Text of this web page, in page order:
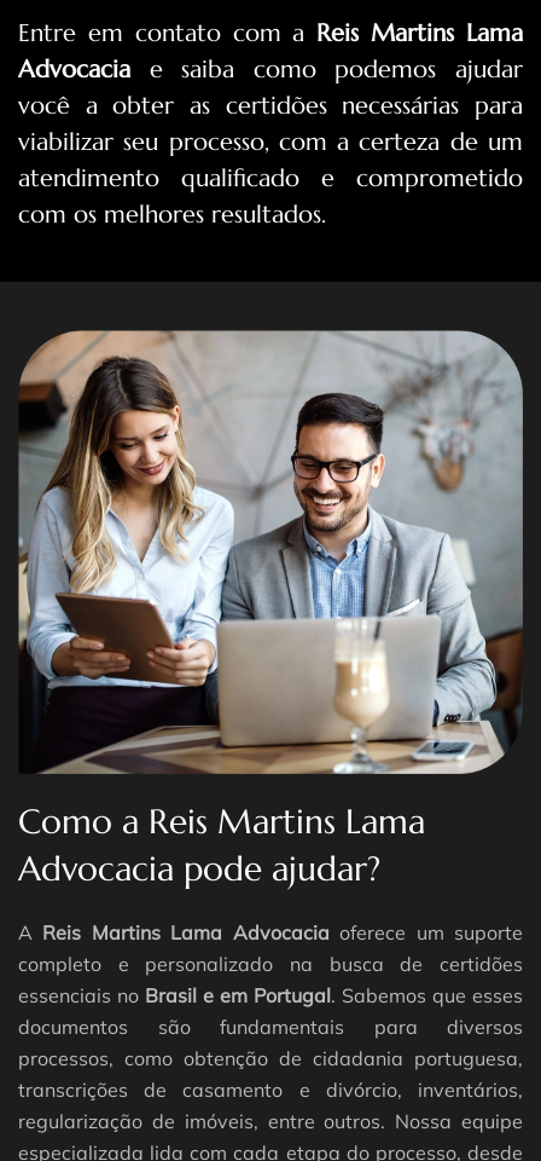
Entre em contato com a Reis Martins Lama
Advocacia e saiba como podemos ajudar
você a obter as certidões necessárias para
viabilizar seu processo, com a certeza de um
atendimento qualificado e comprometido
com os melhores resultados.
Como a Reis Martins Lama
Advocacia pode ajudar?
A Reis Martins Lama Advocacia oferece um suporte
completo e personalizado na busca de certidões
essenciais no Brasil e em Portugal. Sabemos que esses
documentos são fundamentais para diversos
processos, como obtenção de cidadania portuguesa,
transcrições de casamento e divórcio, inventários,
regularização de imóveis, entre outros. Nossa equipe
especializada lida com cada etapa do processo, desde